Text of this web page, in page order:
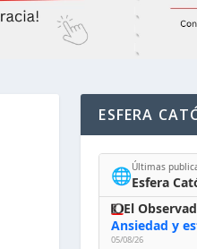
ESFERA
🌐Últimas
Esfera
Ansiedad y
05/08/26